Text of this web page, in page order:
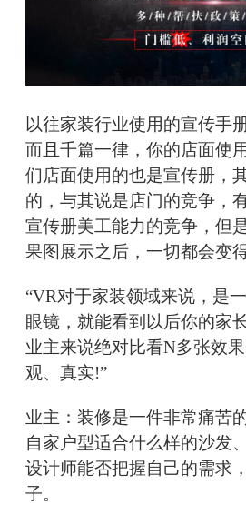
以往家装行业使用的宣传手
而且千篇一律，你的店面使
们店面使用的也是宣传册，
的，与其说是店门的竞争，
宣传册美工能力的竞争，但
果图展示之后，一切都会变
“VR对于家装领域来说，是
眼镜，就能看到以后你的家
业主来说绝对比看N多张效
观、真实!”
业主：装修是一件非常痛苦
自家户型适合什么样的沙发
设计师能否把握自己的需求
子。